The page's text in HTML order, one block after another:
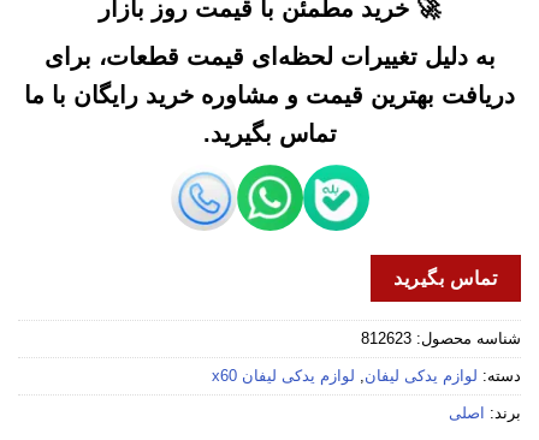
🚀 خرید مطمئن با قیمت روز بازار
به دلیل تغییرات لحظه‌ای قیمت قطعات، برای
دریافت بهترین قیمت و مشاوره خرید رایگان با ما
تماس بگیرید.
تماس بگیرید
شناسه محصول: 812623
دسته: لوازم یدکی لیفان, لوازم یدکی لیفان x60
برند: اصلی